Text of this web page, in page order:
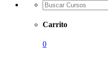
Carrito
0